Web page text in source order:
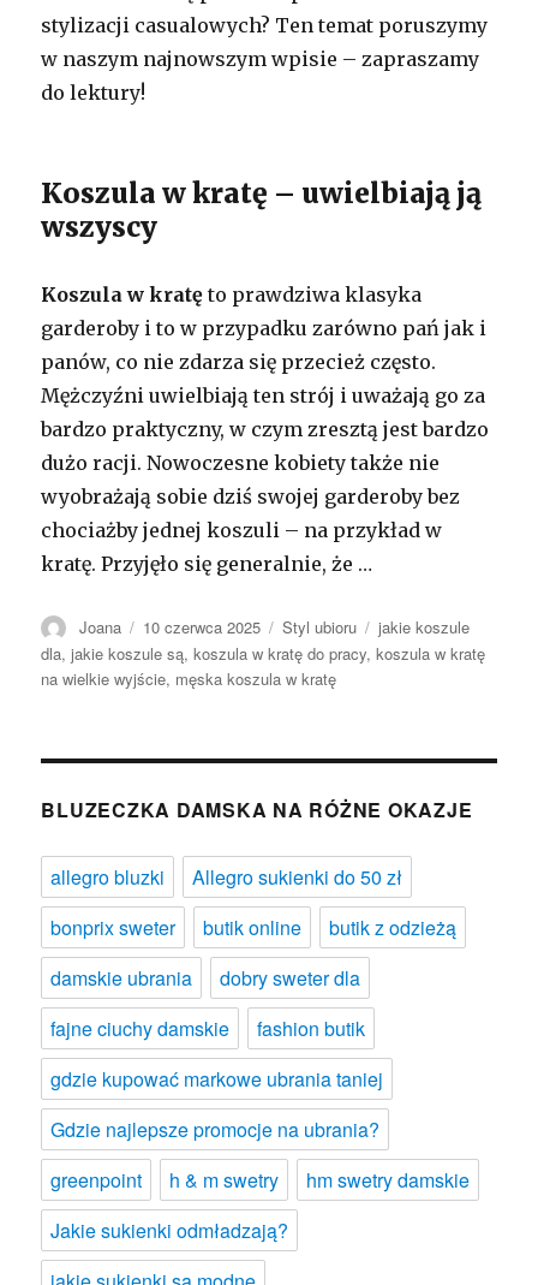
stylizacji casualowych? Ten temat poruszymy
w naszym najnowszym wpisie – zapraszamy
do lektury!
Koszula w kratę – uwielbiają ją
wszyscy
Koszula w kratę to prawdziwa klasyka
garderoby i to w przypadku zarówno pań jak i
panów, co nie zdarza się przecież często.
Mężczyźni uwielbiają ten strój i uważają go za
bardzo praktyczny, w czym zresztą jest bardzo
dużo racji. Nowoczesne kobiety także nie
wyobrażają sobie dziś swojej garderoby bez
chociażby jednej koszuli – na przykład w
kratę. Przyjęło się generalnie, że …
Autor
Joana Opublikowano
10 czerwca 2025 Kategorie
Styl ubioru Tagi
jakie koszule
dla,jakie koszule są,koszula w kratę do pracy,koszula w kratę
na wielkie wyjście, męska koszula w kratę
BLUZECZKA DAMSKA NA RÓŻNE OKAZJE
allegro bluzki
Allegro sukienki do 50 zł
bonprix sweter
butik online
butik z odzieżą
damskie ubrania
dobry sweter dla
fajne ciuchy damskie
fashion butik
gdzie kupować markowe ubrania taniej
Gdzie najlepsze promocje na ubrania?
greenpoint
h & m swetry
hm swetry damskie
Jakie sukienki odmładzają?